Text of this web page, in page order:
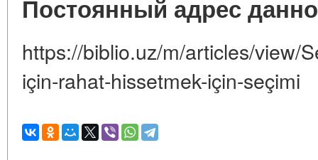
Постоянный адрес
https://biblio.uz/m/articles/view/
için-rahat-hissetmek-için-seçimi